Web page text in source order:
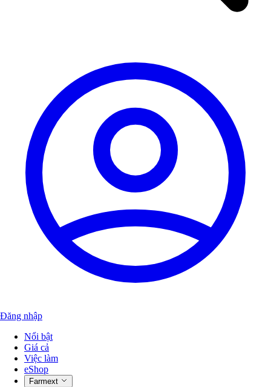
Đăng nhập
Nổi bật
Giá cả
Việc làm
eShop
Farmext